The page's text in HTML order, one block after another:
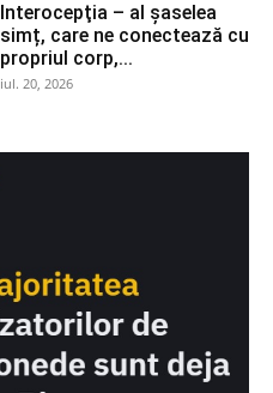
Interocepţia – al șaselea
simț, care ne conectează cu
propriul corp,...
iul. 20, 2026